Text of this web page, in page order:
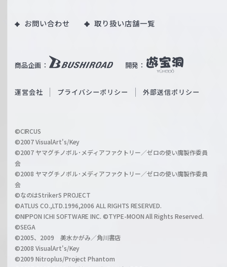
W
ß
c
a
r
z
商品企画： 開発：
u
b
O
i
l
h
a
n
お問い合わせ 取り扱い店舗一覧
運営会社 プライバシーポリシー 外部送信ポリシー
©CIRCUS
©2007 VisualArt's/Key
©2007 ヤマグチノボル･メディアファクトリー／ゼロの使い魔製作委員
会
©2008 ヤマグチノボル･メディアファクトリー／ゼロの使い魔製作委員
会
©なのはStrikerS PROJECT
©ATLUS CO.,LTD.1996,2006 ALL RIGHTS RESERVED.
©NIPPON ICHI SOFTWARE INC. ©TYPE-MOON All Rights Reserved.
©SEGA
©2005、2009 美水かがみ／角川書店
©2008 VisualArt's/Key
©2009 Nitroplus/Project Phantom